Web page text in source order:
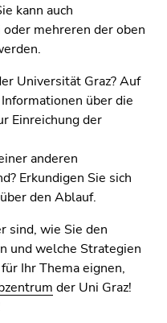
kann auch
mehreren der oben
Universität Graz? Auf
über die
Einreichung der
anderen
Erkundigen Sie sich
den Ablauf.
sind, wie Sie den
und welche Strategien
Ihr Thema eignen,
der Uni Graz!